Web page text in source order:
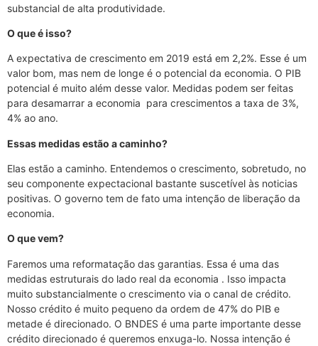
substancial de alta produtividade.
O que é isso?
A expectativa de crescimento em 2019 está em 2,2%. Esse é um
valor bom, mas nem de longe é o potencial da economia. O PIB
potencial é muito além desse valor. Medidas podem ser feitas
para desamarrar a economia para crescimentos a taxa de 3%,
4% ao ano.
Essas medidas estão a caminho?
Elas estão a caminho. Entendemos o crescimento, sobretudo, no
seu componente expectacional bastante suscetível às noticias
positivas. O governo tem de fato uma intenção de liberação da
economia.
O que vem?
Faremos uma reformatação das garantias. Essa é uma das
medidas estruturais do lado real da economia . Isso impacta
muito substancialmente o crescimento via o canal de crédito.
Nosso crédito é muito pequeno da ordem de 47% do PIB e
metade é direcionado. O BNDES é uma parte importante desse
crédito direcionado é queremos enxuga-lo. Nossa intenção é